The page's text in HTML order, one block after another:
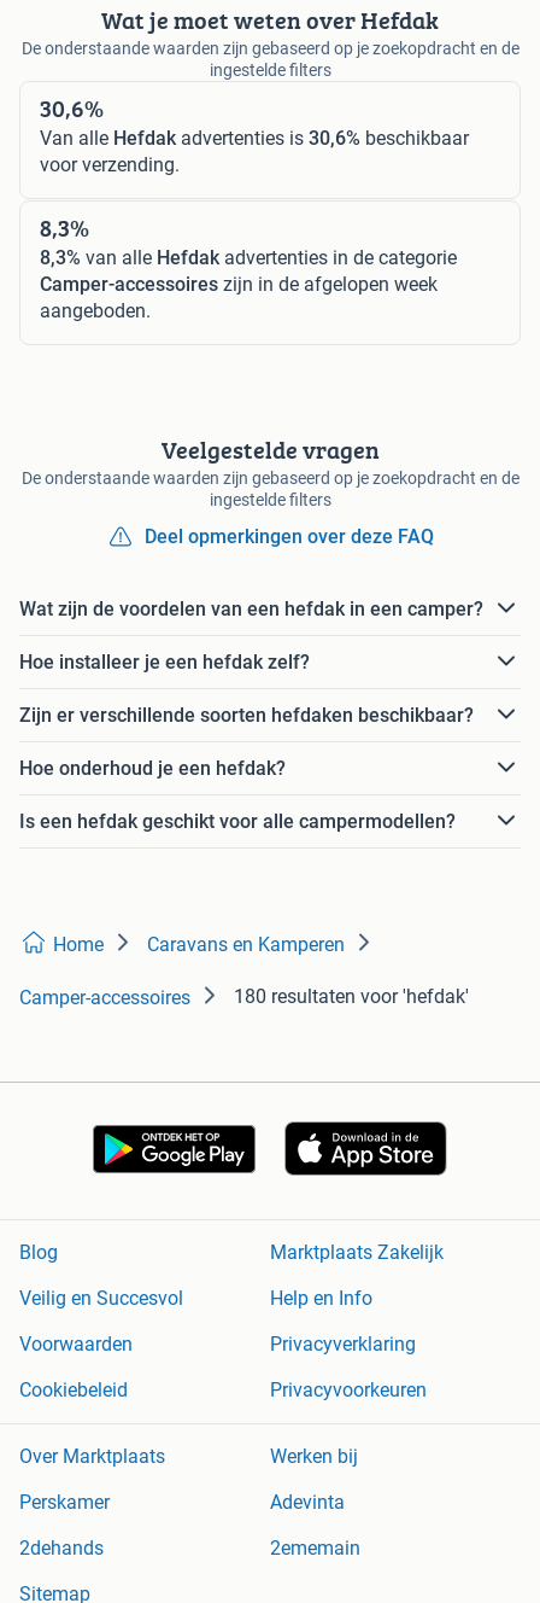
Wat je moet weten over Hefdak
De onderstaande waarden zijn gebaseerd op je zoekopdracht en de
ingestelde filters
30,6%
Van alle Hefdakadvertenties is 30,6% beschikbaar
voor verzending.
8,3%
8,3% van alle Hefdakadvertenties in de categorie
Camper-accessoires zijn in de afgelopen week
aangeboden.
Veelgestelde vragen
De onderstaande waarden zijn gebaseerd op je zoekopdracht en de
ingestelde filters
Deel opmerkingen over deze FAQ
Wat zijn de voordelen van een hefdak in een camper?
Hoe installeer je een hefdak zelf?
Zijn er verschillende soorten hefdaken beschikbaar?
Hoe onderhoud je een hefdak?
Is een hefdak geschikt voor alle campermodellen?
Home Caravans en Kamperen
Camper-accessoires 180 resultaten voor 'hefdak'
Blog
Marktplaats Zakelijk
Veilig en Succesvol
Help en Info
Voorwaarden
Privacyverklaring
Cookiebeleid
Privacyvoorkeuren
Over Marktplaats
Werken bij
Perskamer
Adevinta
2dehands
2ememain
Sitemap